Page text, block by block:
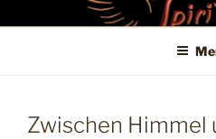
Inhalt
Zwischen Himmel